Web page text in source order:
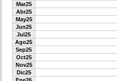
Mar25
Abr25
May25
Jun25
Jul25
Ago25
Sep25
Oct25
Nov25
Dic25